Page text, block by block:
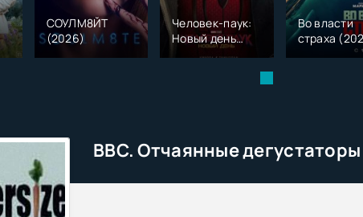
СОУЛМ8ЙТ
(2026)
Человек-паук:
Новый день
(2026)
Во власти
страха